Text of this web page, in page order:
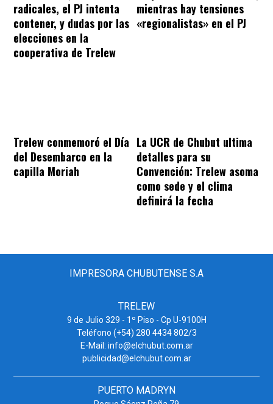
radicales, el PJ intenta
contener, y dudas por las
elecciones en la
cooperativa de Trelew
mientras hay tensiones
«regionalistas» en el PJ
Trelew conmemoró el Día
del Desembarco en la
capilla Moriah
La UCR de Chubut ultima
detalles para su
Convención: Trelew asoma
como sede y el clima
definirá la fecha
IMPRESORA CHUBUTENSE S.A
TRELEW
9 de Julio 329 - 1º Piso - Cp U-9100H
Teléfono (+54) 280 4434 802/3
E-Mail: info@elchubut.com.ar
publicidad@elchubut.com.ar
PUERTO MADRYN